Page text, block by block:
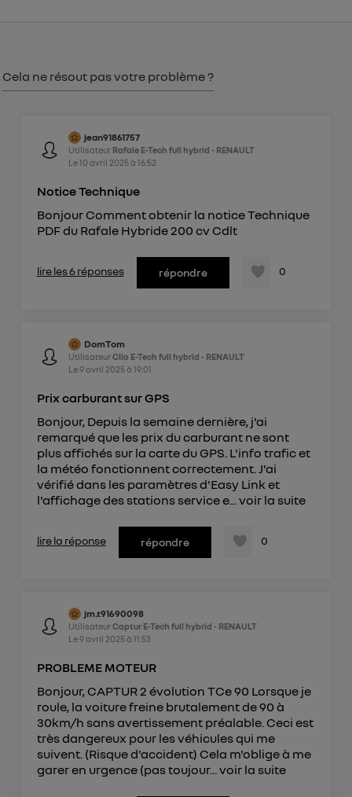
Cela ne résout pas votre problème ?
jean91861757
Utilisateur Rafale E-Tech full hybrid - RENAULT
Le10 avril 2025à 16:52
Notice Technique
Bonjour Comment obtenir la notice Technique
PDF du Rafale Hybride 200 cv Cdlt
lire les 6 réponses répondre 0
DomTom
UtilisateurClio E-Tech full hybrid - RENAULT
Le9 avril 2025à 19:01
Prix carburant sur GPS
Bonjour, Depuis la semaine dernière, j'ai
remarqué que les prix du carburant ne sont
plus affichés sur la carte du GPS. L'info trafic et
la météo fonctionnent correctement. J'ai
vérifié dans les paramètres d'Easy Link et
l'affichage des stations service e... voir la suite
lire la réponse répondre 0
jm.t91690098
UtilisateurCaptur E-Tech full hybrid - RENAULT
Le9 avril 2025à 11:53
PROBLEME MOTEUR
Bonjour, CAPTUR 2 évolution TCe 90 Lorsque je
roule, la voiture freine brutalement de 90 à
30km/h sans avertissement préalable. Ceci est
très dangereux pour les véhicules qui me
suivent. (Risque d'accident) Cela m'oblige à me
garer en urgence (pas toujour... voir la suite
Politique d'information sur les données
personnelles d'Utiq